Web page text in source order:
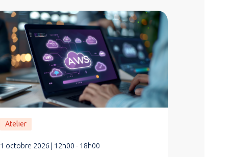
Atelier
1 octobre 2026 | 12h00 - 18h00